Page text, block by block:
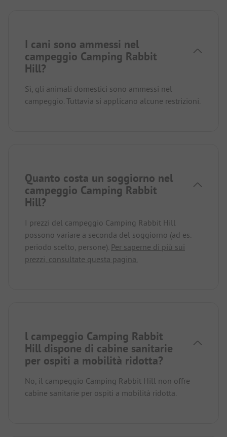
I cani sono ammessi nel
campeggio Camping Rabbit
Hill?
Sì, gli animali domestici sono ammessi nel
campeggio. Tuttavia si applicano alcune restrizioni.
Quanto costa un soggiorno nel
campeggio Camping Rabbit
Hill?
I prezzi del campeggio Camping Rabbit Hill
possono variare a seconda del soggiorno (ad es.
periodo scelto, persone). Per saperne di più sui
prezzi, consultate questa pagina.
l campeggio Camping Rabbit
Hill dispone di cabine sanitarie
per ospiti a mobilità ridotta?
No, il campeggio Camping Rabbit Hill non offre
cabine sanitarie per ospiti a mobilità ridotta.